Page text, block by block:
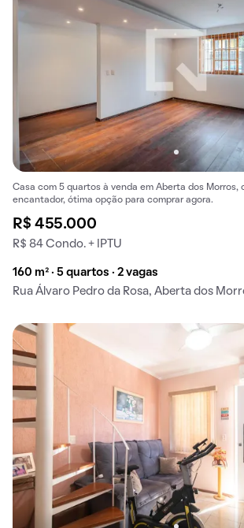
Casa com 5 quartos à venda em Aberta dos Morros,
encantador, ótima opção para comprar agora.
R$ 455.000
R$ 84 Condo. + IPTU
160 m² · 5 quartos · 2 vagas
Rua Álvaro Pedro da Rosa, Aberta dos